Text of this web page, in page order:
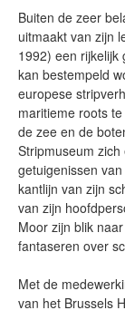
Buiten de zeer
uitmaakt van zijn
1992) een rijkelijk
kan bestempeld
europese
maritieme roots
de zee en de
Stripmuseum
getuigenissen
kantlijn van zijn
van zijn
Moor zijn blik
fantaseren over
Met de
van het Brussels